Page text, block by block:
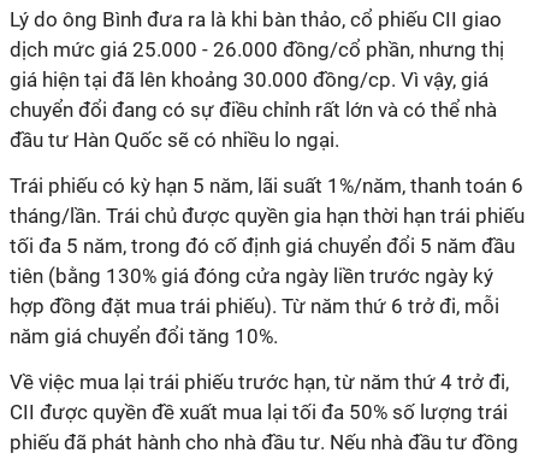
Lý do ông Bình đưa ra là khi bàn thảo, cổ phiếu CII giao
dịch mức giá 25.000 - 26.000 đồng/cổ phần, nhưng thị
giá hiện tại đã lên khoảng 30.000 đồng/cp. Vì vậy, giá
chuyển đổi đang có sự điều chỉnh rất lớn và có thể nhà
đầu tư Hàn Quốc sẽ có nhiều lo ngại.
Trái phiếu có kỳ hạn 5 năm, lãi suất 1%/năm, thanh toán 6
tháng/lần. Trái chủ được quyền gia hạn thời hạn trái phiếu
tối đa 5 năm, trong đó cố định giá chuyển đổi 5 năm đầu
tiên (bằng 130% giá đóng cửa ngày liền trước ngày ký
hợp đồng đặt mua trái phiếu). Từ năm thứ 6 trở đi, mỗi
năm giá chuyển đổi tăng 10%.
Về việc mua lại trái phiếu trước hạn, từ năm thứ 4 trở đi,
CII được quyền đề xuất mua lại tối đa 50% số lượng trái
phiếu đã phát hành cho nhà đầu tư. Nếu nhà đầu tư đồng